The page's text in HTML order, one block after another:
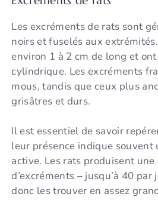
Les excréments de rats sont
noirs et fuselés aux
environ 1 à 2 cm de long et
cylindrique. Les excréments
mous, tandis que ceux plus
grisâtres et durs.
Il est essentiel de savoir
leur présence indique souvent
active. Les rats produisent
d’excréments – jusqu’à 40 par
donc les trouver en assez